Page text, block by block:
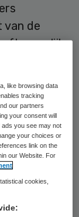
van de
namelijk
deze
bij ruim
die nog
COPD
de
één
like browsing data
tracking
our partners
your consent will
you see may not
your choices or
link on the
our Website. For
cookies,